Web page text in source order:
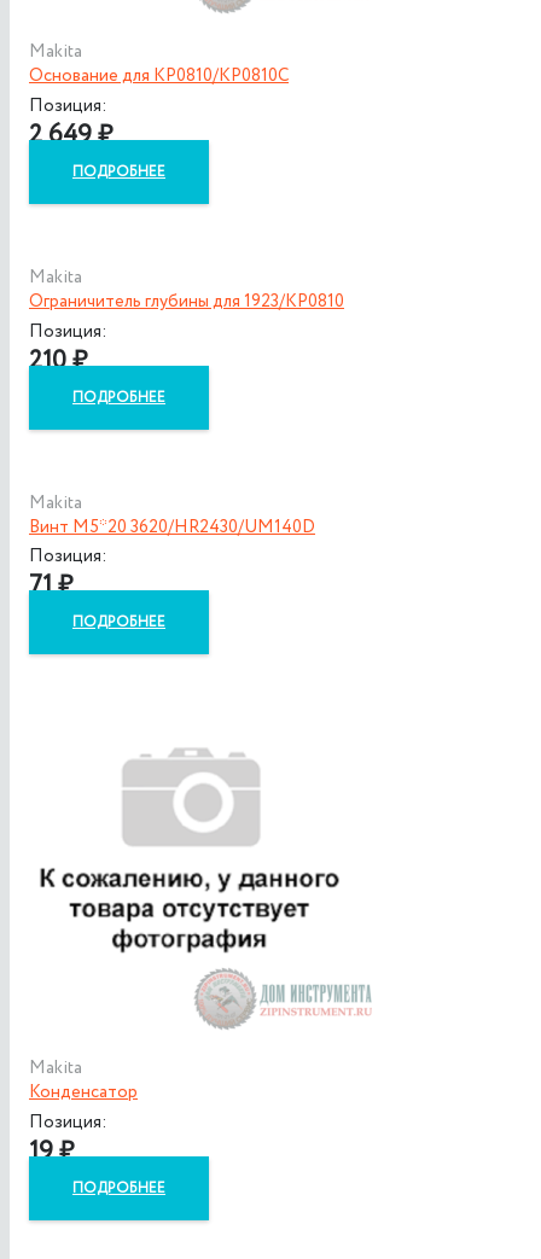
Makita
Основание для KP0810/KP0810C
Позиция:
2 649₽
ПОДРОБНЕЕ
Makita
Ограничитель глубины для 1923/KP0810
Позиция:
210₽
ПОДРОБНЕЕ
Makita
Винт M5*20 3620/HR2430/UM140D
Позиция:
71₽
ПОДРОБНЕЕ
Makita
Конденсатор
Позиция:
19₽
ПОДРОБНЕЕ